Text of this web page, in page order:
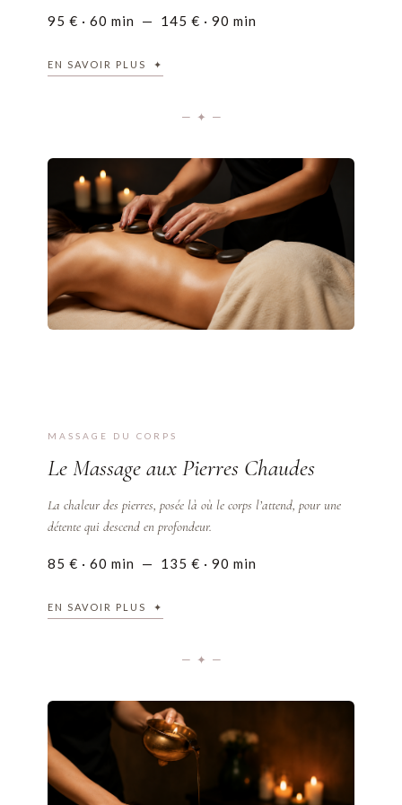
95 € · 60 min — 145 € · 90 min
EN SAVOIR PLUS ✦
— ✦ —
✦ L’HISTOIRE DU SOIN
Des pierres de basalte, chauffées avec soin, glissent et se
posent le long du corps. Leur chaleur diffuse pénètre les
tissus, détend les muscles en profondeur et invite au
relâchement total.
Les mains alternent avec les pierres, le geste et la chaleur
composent ensemble un voyage immobile, de ceux dont
MASSAGE DU CORPS
Le Massage aux Pierres Chaudes
La chaleur des pierres, posée là où le corps l’attend, pour une
détente qui descend en profondeur.
85 € · 60 min — 135 € · 90 min
EN SAVOIR PLUS ✦
— ✦ —
✦ LE SOIN
Inspiré de l’Ayurvéda, médecine traditionnelle indienne
vieille de plusieurs millénaires, le Massage Ayurvédique est
un soin rythmé, enveloppant et profondément relaxant.